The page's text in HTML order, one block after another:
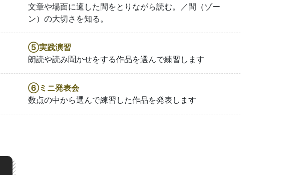
文章や場面に適した間をとりながら読む。／間（ゾー
ン）の大切さを知る。
⑤実践演習
朗読や読み聞かせをする作品を選んで練習します
⑥ミニ発表会
数点の中から選んで練習した作品を発表します